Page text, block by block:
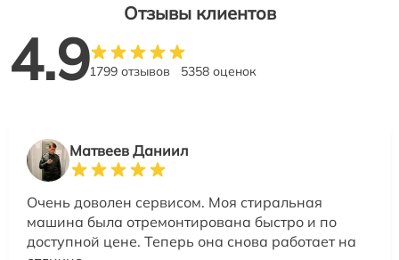
Отзывы клиентов
4.91799 отзывов 5358 оценок
Матвеев Даниил
Очень доволен сервисом. Моя стиральная
машина была отремонтирована быстро и по
доступной цене. Теперь она снова работает на